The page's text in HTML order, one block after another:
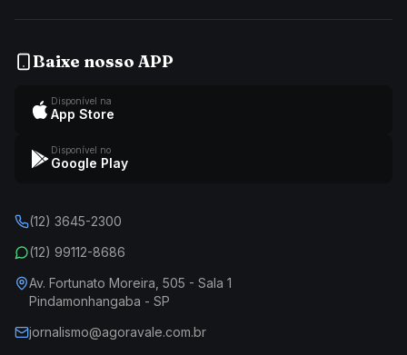
Baixe nosso APP
Disponível na
App Store
Disponível no
Google Play
(12) 3645-2300
(12) 99112-8686
Av. Fortunato Moreira, 505 - Sala 1
Pindamonhangaba - SP
jornalismo@agoravale.com.br